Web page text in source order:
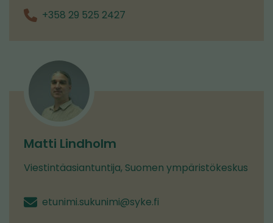
+358 29 525 2427
Matti Lindholm
Viestintäasiantuntija, Suomen ympäristökeskus
etunimi.sukunimi@syke.fi